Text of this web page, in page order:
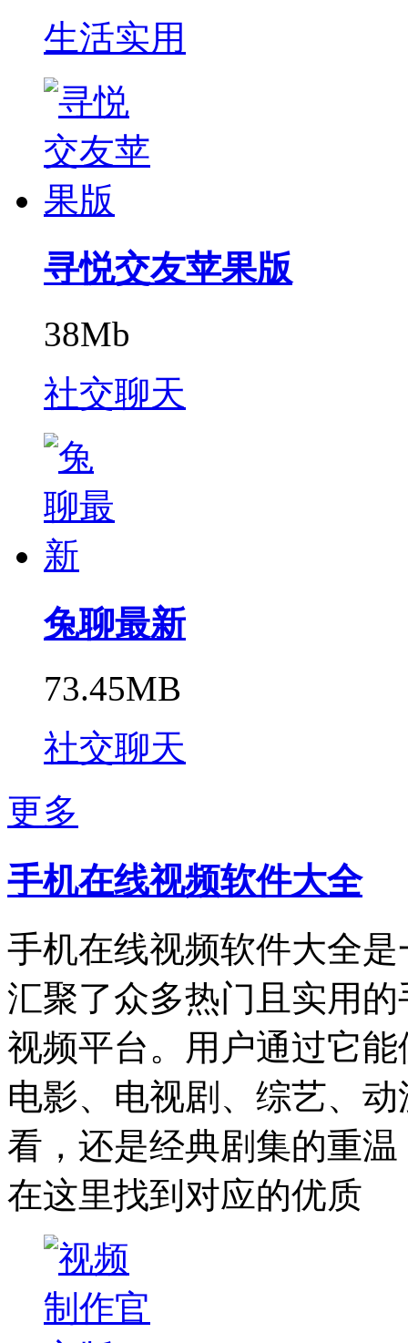
生活实用
寻悦交友苹果版
38Mb
社交聊天
兔聊最新
73.45MB
社交聊天
更多
手机在线视频软件大全
手机在线视频软件大全
汇聚了众多热门且实用
视频平台。用户通过它
电影、电视剧、综艺、
看，还是经典剧集的重
在这里找到对应的优质